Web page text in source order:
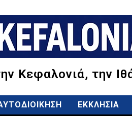
Κεφαλονιά, την
ΕΚΚΛΗΣΙΑ